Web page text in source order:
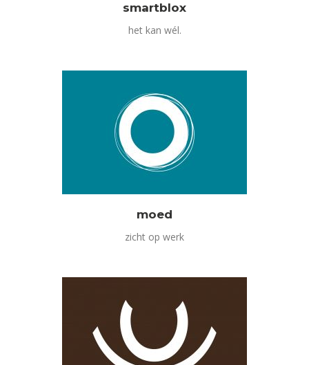
smartblox
het kan wél.
moed
zicht op werk